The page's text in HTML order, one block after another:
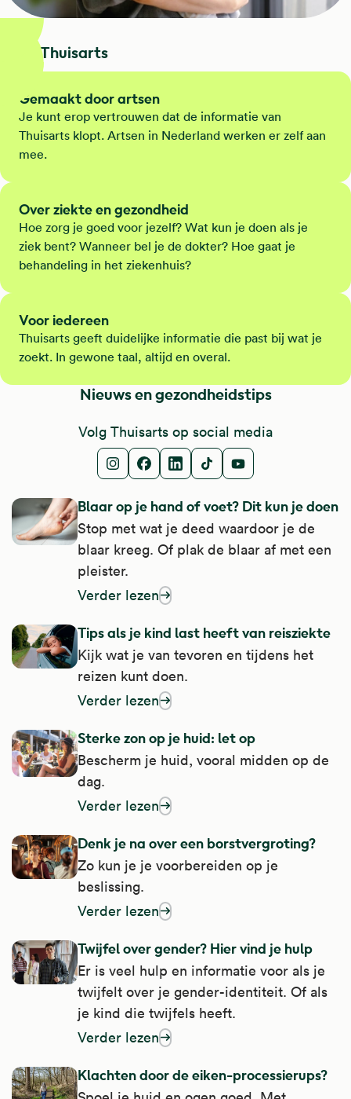
Dit is Thuisarts
Gemaakt door artsen
Je kunt erop vertrouwen dat de informatie van
Thuisarts klopt. Artsen in Nederland werken er zelf aan
mee.
Over ziekte en gezondheid
Hoe zorg je goed voor jezelf? Wat kun je doen als je
ziek bent? Wanneer bel je de dokter? Hoe gaat je
behandeling in het ziekenhuis?
Voor iedereen
Thuisarts geeft duidelijke informatie die past bij wat je
zoekt. In gewone taal, altijd en overal.
Nieuws en gezondheidstips
Volg Thuisarts op social media
InstagramFacebook
LinkedIn
TikTokYoutube
Blaar op je hand of voet? Dit kun je doen
Stop met wat je deed waardoor je de
blaar kreeg. Of plak de blaar af met een
pleister.
Verder lezen
over blaar op je hand of voet? Dit kun je
Tips als je kind last heeft van reisziekte
Kijk wat je van tevoren en tijdens het
reizen kunt doen.
Verder lezen
over tips als je kind last heeft van
Sterke zon op je huid: let op
Bescherm je huid, vooral midden op de
dag.
Verder lezen
over sterke zon op je huid: let op
Denk je na over een borstvergroting?
Zo kun je je voorbereiden op je
beslissing.
Verder lezen
over denk je na over een borstvergroting?
Twijfel over gender? Hier vind je hulp
Er is veel hulp en informatie voor als je
twijfelt over je gender-identiteit. Of als
je kind die twijfels heeft.
Verder lezen
over twijfel over gender? Hier vind je hulp
Klachten door de eiken-processierups?